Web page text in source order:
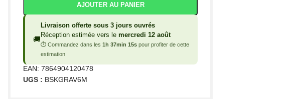
AJOUTER AU PANIER
🚚
Livraison offerte sous 3 jours ouvrés
Réception estimée vers lemercredi 12 août
⏱ Commandez dans les1h 37min 15s pour profiter de cette
estimation
EAN:7864904120478
UGS : BSKGRAV6M